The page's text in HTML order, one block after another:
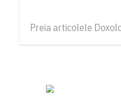
Preia articolele